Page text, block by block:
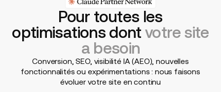
Pour toutes les
optimisations dontvotre site
a besoin
Conversion, SEO, visibilité IA (AEO), nouvelles
fonctionnalités ou expérimentations : nous faisons
évoluer votre site en continu